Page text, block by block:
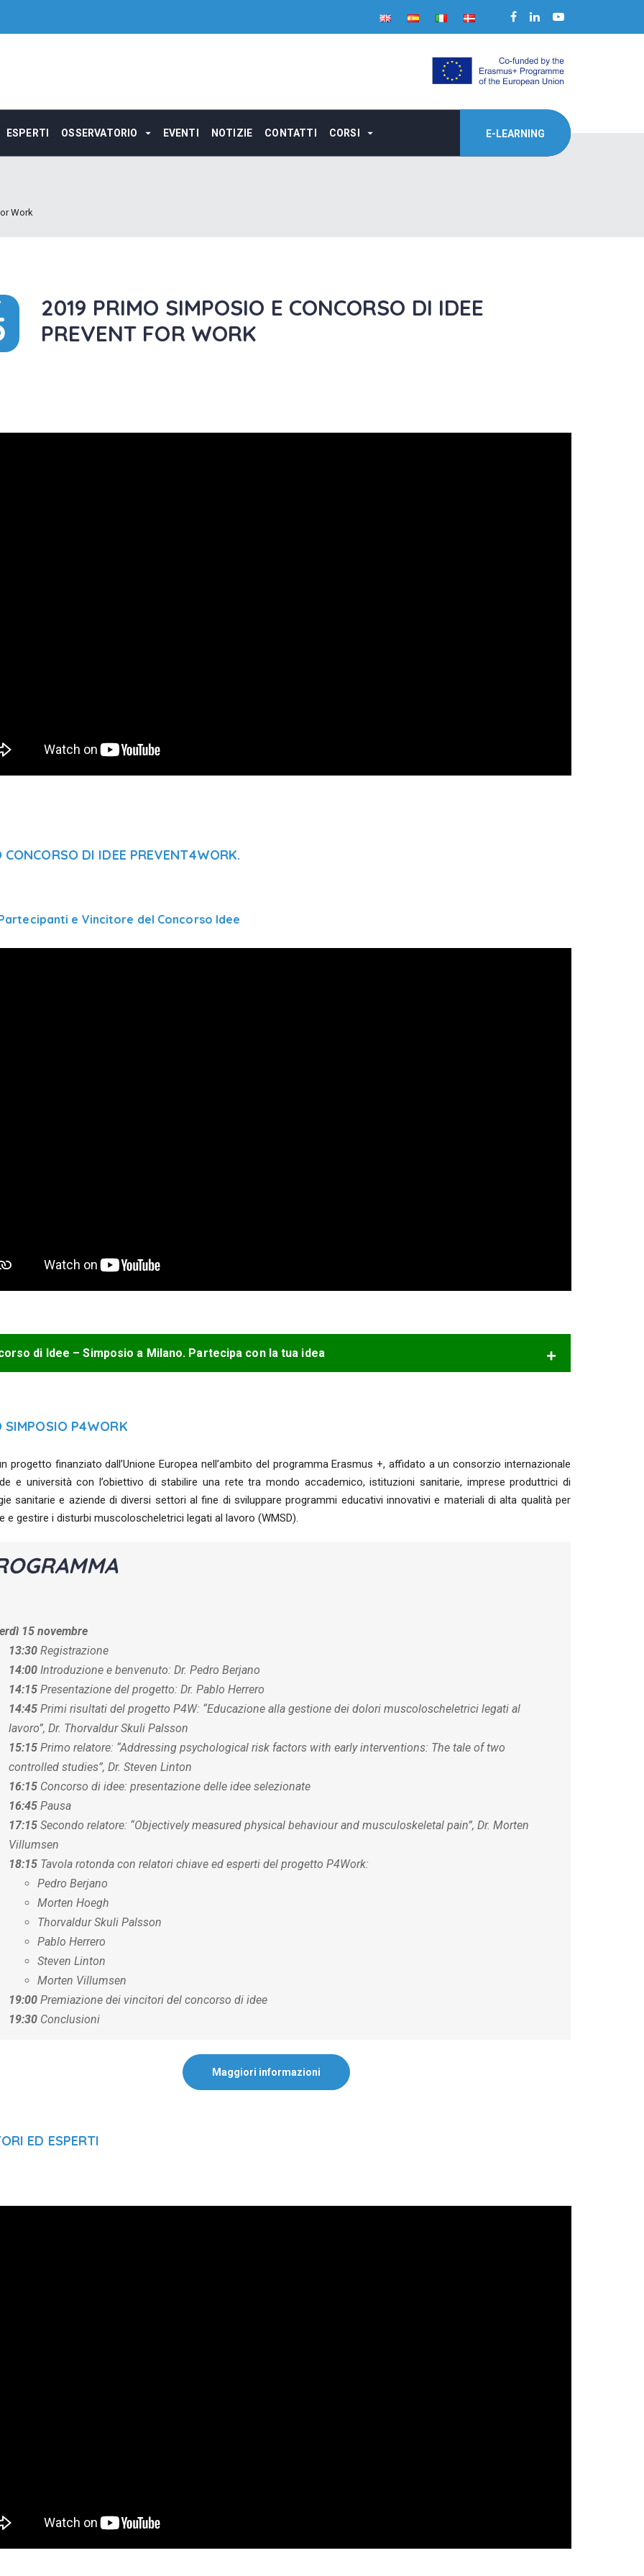
ESPERTI OSSERVATORIO EVENTI NOTIZIE CONTATTI CORSI E-LEARNING
Work
2019 PRIMO SIMPOSIO E CONCORSO DI IDEE
PREVENT FOR WORK
CONCORSO DI IDEE PREVENT4WORK.
e Vincitore del Concorso Idee
di Idee – Simposio a Milano. Partecipa con la tua idea
SIMPOSIO P4WORK
progetto finanziato dall’Unione Europea nell’ambito del programma Erasmus +, affidato a un consorzio internazionale
e università con l’obiettivo di stabilire una rete tra mondo accademico, istituzioni sanitarie, imprese produttrici di
sanitarie e aziende di diversi settori al fine di sviluppare programmi educativi innovativi e materiali di alta qualità per
e gestire i disturbi muscoloscheletrici legati al lavoro (WMSD).
15 novembre
13:30Registrazione
14:00Introduzione e benvenuto: Dr. Pedro Berjano
14:15Presentazione del progetto: Dr. Pablo Herrero
14:45Primi risultati del progetto P4W: “Educazione alla gestione dei dolori muscoloscheletrici legati al
lavoro”, Dr. Thorvaldur Skuli Palsson
15:15Primo relatore: “Addressing psychological risk factors with early interventions: The tale of two
controlled studies”, Dr. Steven Linton
16:15Concorso di idee: presentazione delle idee selezionate
16:45Pausa
17:15Secondo relatore: “Objectively measured physical behaviour and musculoskeletal pain”, Dr. Morten
Villumsen
18:15Tavola rotonda con relatori chiave ed esperti del progetto P4Work:
Pedro Berjano
Morten Hoegh
Thorvaldur Skuli Palsson
Pablo Herrero
Steven Linton
Morten Villumsen
19:00Premiazione dei vincitori del concorso di idee
19:30Conclusioni
Maggiori informazioni
ED ESPERTI